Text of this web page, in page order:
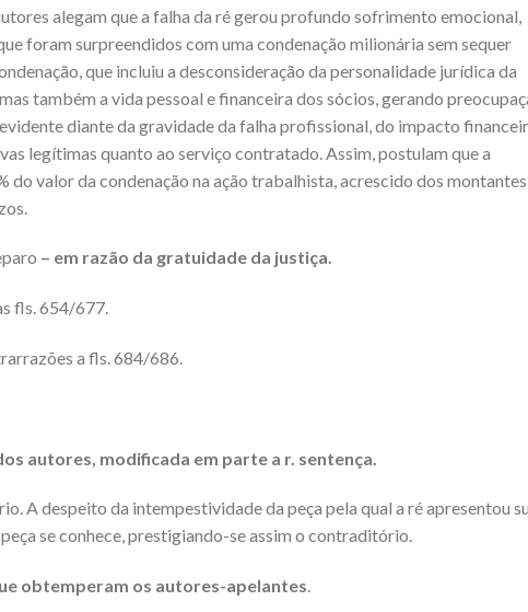
alegam que a falha da ré gerou profundo sofrimento emocional,
foram surpreendidos com uma condenação milionária sem sequer
que incluiu a desconsideração da personalidade jurídica da
também a vida pessoal e financeira dos sócios, gerando
diante da gravidade da falha profissional, do impacto
legítimas quanto ao serviço contratado. Assim, postulam que a
do valor da condenação na ação trabalhista, acrescido dos montantes
– em razão da gratuidade da justiça.
fls. 654/677.
a fls. 684/686.
autores, modificada em parte a r. sentença.
A despeito da intempestividade da peça pela qual a ré apresentou
se conhece, prestigiando-se assim o contraditório.
obtemperam os autores-apelantes.